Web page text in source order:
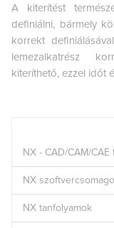
NX - CAD/CAM/
NX
NX tanfolyamok
A kiterítést
definiálni, bármely
korrekt
lemezalkatrész
kiteríthető, ezzel időt